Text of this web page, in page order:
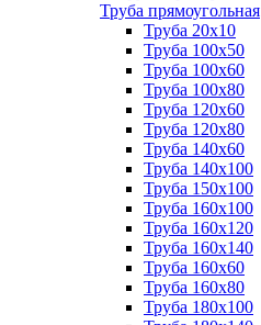
Труба прямоугольная
Труба 20x10
Труба 100x50
Труба 100x60
Труба 100x80
Труба 120x60
Труба 120x80
Труба 140x60
Труба 140x100
Труба 150x100
Труба 160x100
Труба 160x120
Труба 160x140
Труба 160x60
Труба 160x80
Труба 180x100